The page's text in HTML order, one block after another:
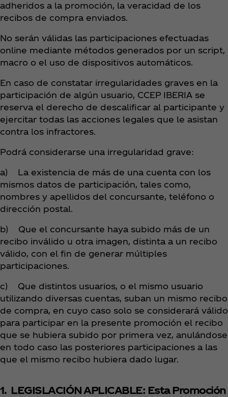
adheridos a la promoción, la veracidad de los
recibos de compra enviados.
No serán válidas las participaciones efectuadas
online mediante métodos generados por un script,
macro o el uso de dispositivos automáticos.
En caso de constatar irregularidades graves en la
participación de algún usuario, CCEP IBERIA se
reserva el derecho de descalificar al participante y
ejercitar todas las acciones legales que le asistan
contra los infractores.
Podrá considerarse una irregularidad grave:
a) La existencia de más de una cuenta con los
mismos datos de participación, tales como,
nombres y apellidos del concursante, teléfono o
dirección postal.
b) Que el concursante haya subido más de un
recibo inválido u otra imagen, distinta a un recibo
válido, con el fin de generar múltiples
participaciones.
c) Que distintos usuarios, o el mismo usuario
utilizando diversas cuentas, suban un mismo recibo
de compra, en cuyo caso solo se considerará válido
para participar en la presente promoción el recibo
que se hubiera subido por primera vez, anulándose
en todo caso las posteriores participaciones a las
que el mismo recibo hubiera dado lugar.
1. LEGISLACIÓN APLICABLE: Esta Promoción